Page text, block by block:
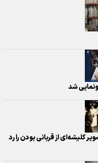
شد
کلیشه‌ای از قربانی بودن را رد